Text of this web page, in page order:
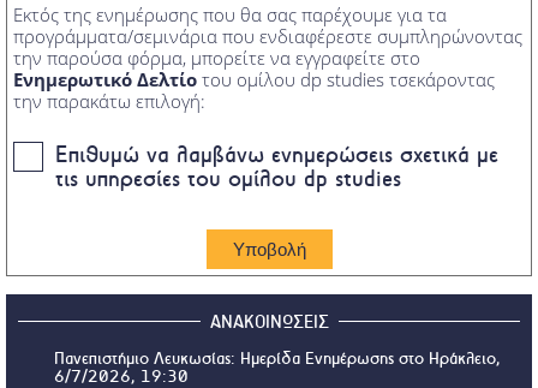
Εκτός της ενημέρωσης που θα σας παρέχουμε για τα
προγράμματα/σεμινάρια που ενδιαφέρεστε συμπληρώνοντας
την παρούσα φόρμα, μπορείτε να εγγραφείτε στο
Ενημερωτικό Δελτίο του ομίλου dp studies τσεκάροντας
την παρακάτω επιλογή:
Επιθυμώ να λαμβάνω ενημερώσεις σχετικά με
τις υπηρεσίες του ομίλου dp studies
ΑΝΑΚΟΙΝΩΣΕΙΣ
Πανεπιστήμιο Λευκωσίας: Ημερίδα Ενημέρωσης στο Ηράκλειο,
6/7/2026, 19:30